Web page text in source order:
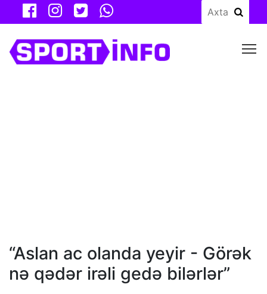
“Aslan ac olanda yeyir - Görək
nə qədər irəli gedə bilərlər”